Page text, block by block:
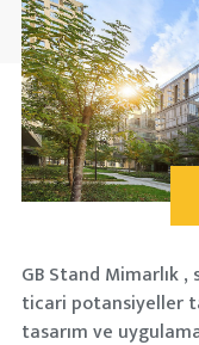
GB Stand Mimarlık
ticari potansiyeller
tasarım ve